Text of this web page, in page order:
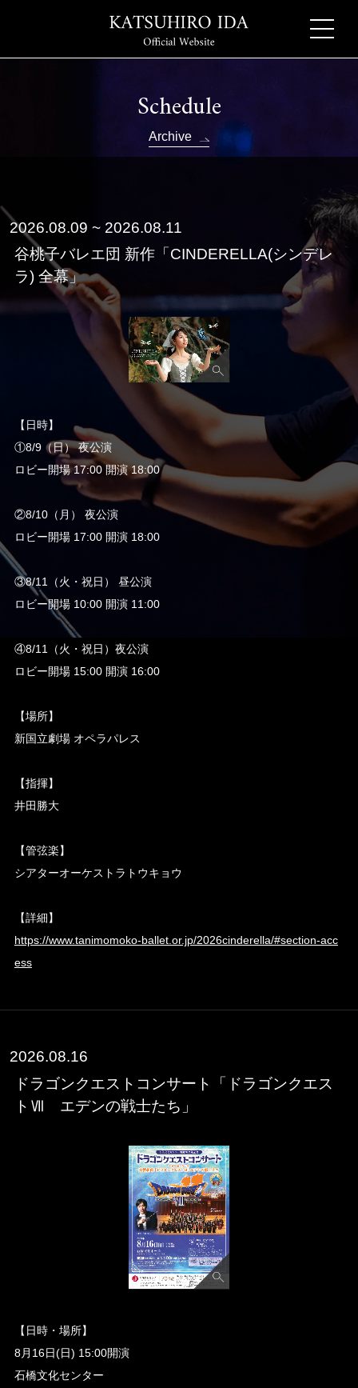
Schedule
Archive
2026.08.09 ~ 2026.08.11
谷桃子バレエ団 新作「CINDERELLA(シンデレ
ラ) 全幕」
【日時】
①8/9（日） 夜公演
ロビー開場 17:00 開演 18:00
②8/10（月） 夜公演
ロビー開場 17:00 開演 18:00
③8/11（火・祝日） 昼公演
ロビー開場 10:00 開演 11:00
④8/11（火・祝日）夜公演
ロビー開場 15:00 開演 16:00
【場所】
新国立劇場 オペラパレス
【指揮】
井田勝大
【管弦楽】
シアターオーケストラトウキョウ
【詳細】
https://www.tanimomoko-ballet.or.jp/2026cinderella/#section-acc
ess
2026.08.16
ドラゴンクエストコンサート「ドラゴンクエス
トⅦ エデンの戦士たち」
【日時・場所】
8月16日(日) 15:00開演
石橋文化センター